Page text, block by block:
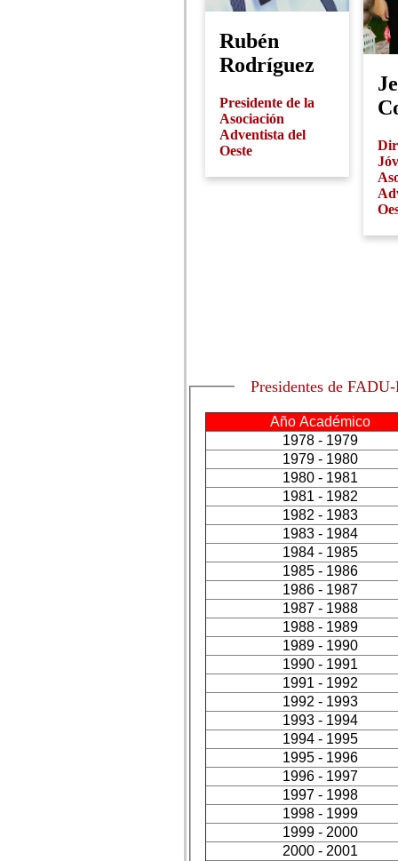
Rubén
Rodríguez
Presidente de la
Asociación
Adventista del
Oeste
Presidentes de
Año Académico
1978 - 1979
1979 - 1980
1980 - 1981
1981 - 1982
1982 - 1983
1983 - 1984
1984 - 1985
1985 - 1986
1986 - 1987
1987 - 1988
1988 - 1989
1989 - 1990
1990 - 1991
1991 - 1992
1992 - 1993
1993 - 1994
1994 - 1995
1995 - 1996
1996 - 1997
1997 - 1998
1998 - 1999
1999 - 2000
2000 - 2001